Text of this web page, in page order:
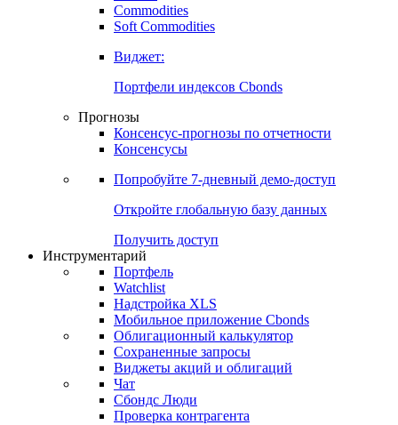
Commodities
Soft Commodities
Виджет:
Портфели индексов Cbonds
Прогнозы
Консенсус-прогнозы по отчетности
Консенсусы
Попробуйте 7-дневный демо-доступ
Откройте глобальную базу данных
Получить доступ
Инструментарий
Портфель
Watchlist
Надстройка XLS
Мобильное приложение Cbonds
Облигационный калькулятор
Сохраненные запросы
Виджеты акций и облигаций
Чат
Сбондс Люди
Проверка контрагента